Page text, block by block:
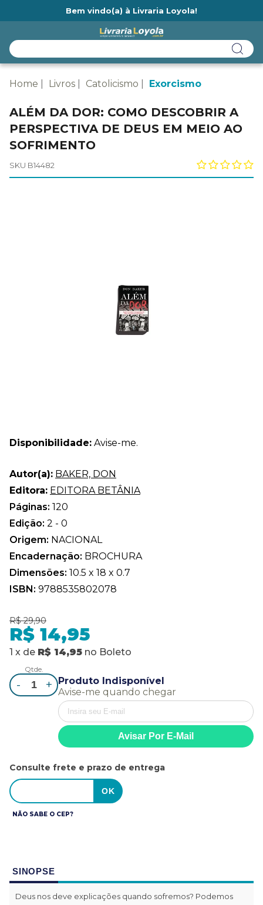
Bem vindo(a) à Livraria Loyola!
Home Livros Catolicismo Exorcismo
ALÉM DA DOR: COMO DESCOBRIR A
PERSPECTIVA DE DEUS EM MEIO AO
SOFRIMENTO
SKU B14482
Disponibilidade: Avise-me.
Autor(a): BAKER, DON
Editora: EDITORA BETÂNIA
Páginas: 120
Edição: 2 - 0
Origem: NACIONAL
Encadernação: BROCHURA
Dimensões: 10.5 x 18 x 0.7
ISBN: 9788535802078
R$ 29,90
R$ 14,95
1 x de R$ 14,95 no Boleto
Qtde.
- +
Produto Indisponível
Avise-me quando chegar
Consulte frete e prazo de entrega
NÃO SABE O CEP?
SINOPSE
Deus nos deve explicações quando sofremos? Podemos